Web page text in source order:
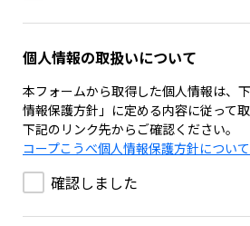
個人情報の取扱いについて
本フォームから取得した個人情報は、
情報保護方針」に定める内容に従って取
下記のリンク先からご確認ください。
コープこうべ個人情報保護方針について
確認しました